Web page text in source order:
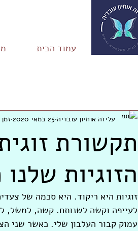
עמוד הבית
תקשורת
הזוגיות
עליזה אוחיון עובדיה 25 במאי 2020 זמן
זוגיות היא ריקוד. היא סכמה של
לעייפה וקשה לשנותם. קשה, למשל,
עמוק קבור העלבון שלי. כאשר שני